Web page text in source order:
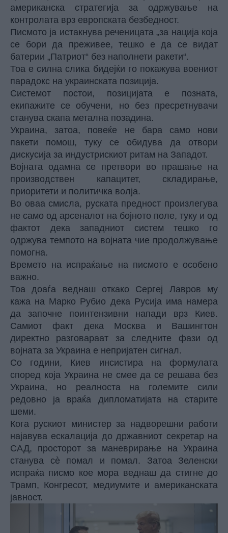
американска стратегија за одржување на
контролата врз европската безбедност.
Писмото ја истакнува реченицата „за нација која
се бори да преживее, тешко е да се видат
батерии „Патриот“ без наполнети ракети“.
Тоа е силна слика бидејќи го покажува воениот
парадокс на украинската позиција.
Системот постои, позицијата е позната,
екипажите се обучени, но без пресретнувачи
станува скапа метална позадина.
Украина, затоа, повеќе не бара само нови
пакети помош, туку се обидува да отвори
дискусија за индустрискиот ритам на Западот.
Војната одамна се претвори во прашање на
производствен капацитет, складирање,
приоритети и политичка волја.
Во оваа смисла, руската предност произлегува
не само од арсеналот на бојното поле, туку и од
фактот дека западниот систем тешко го
одржува темпото на војната чие продолжување
помогна.
Времето на испраќање на писмото е особено
важно.
Тоа доаѓа веднаш откако Сергеј Лавров му
кажа на Марко Рубио дека Русија има намера
да започне поинтензивни напади врз Киев.
Самиот факт дека Москва и Вашингтон
директно разговараат за следните фази од
војната за Украина е непријатен сигнал.
Со години, Киев инсистира на формулата
според која Украина не смее да се решава без
Украина, но реалноста на големите сили
редовно ја враќа дипломатијата на старите
шеми.
Кога рускиот министер за надворешни работи
најавува ескалација до државниот секретар на
САД, просторот за маневрирање на Украина
станува сè помал и помал. Затоа Зеленски
испраќа писмо кое мора веднаш да стигне до
Трамп, Конгресот, медиумите и американската
јавност.